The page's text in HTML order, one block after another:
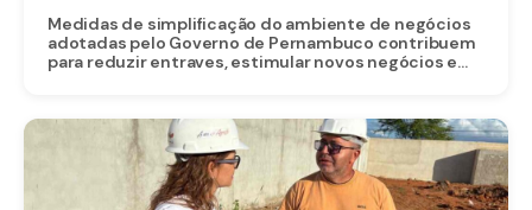
Medidas de simplificação do ambiente de negócios
adotadas pelo Governo de Pernambuco contribuem
para reduzir entraves, estimular novos negócios e...